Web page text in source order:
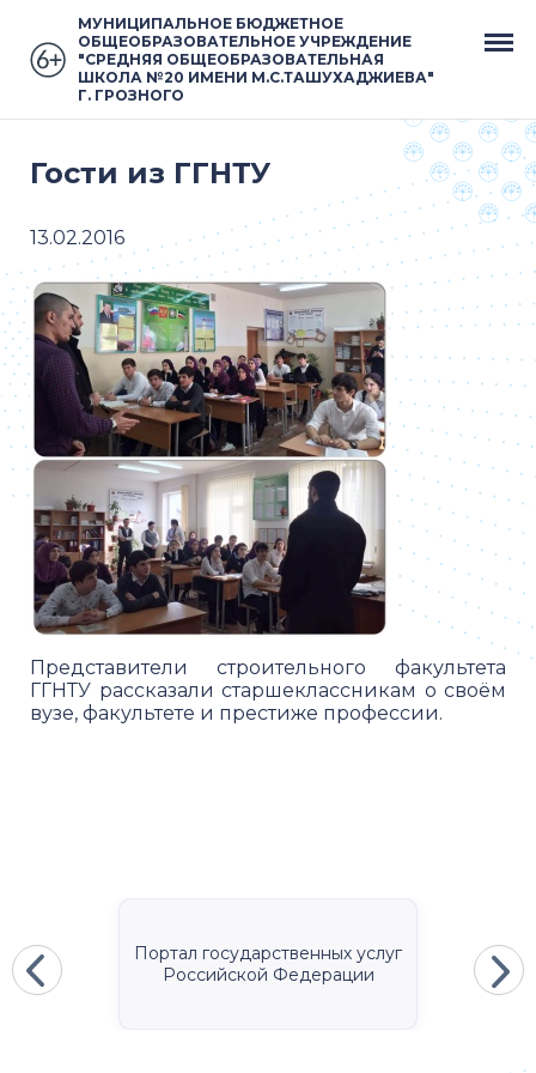
МУНИЦИПАЛЬНОЕ БЮДЖЕТНОЕ
ОБЩЕОБРАЗОВАТЕЛЬНОЕ УЧРЕЖДЕНИЕ
"СРЕДНЯЯ ОБЩЕОБРАЗОВАТЕЛЬНАЯ
ШКОЛА №20 ИМЕНИ М.С.ТАШУХАДЖИЕВА"
Г. ГРОЗНОГО
Гости из ГГНТУ
13.02.2016
Представители строительного факультета
ГГНТУ рассказали старшеклассникам о своём
вузе, факультете и престиже профессии.
Портал государственных услуг
Российской Федерации